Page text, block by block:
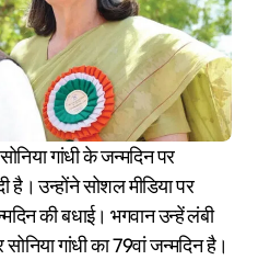
है। उन्होंने सोशल मीडिया पर
की बधाई। भगवान उन्हें लंबी
गांधी का 79वां जन्मदिन है।